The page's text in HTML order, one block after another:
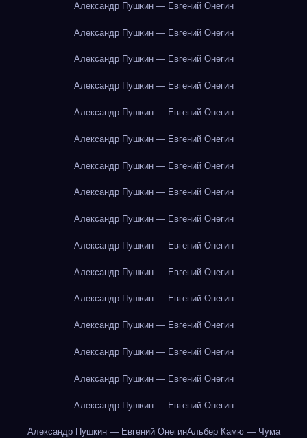
Александр Пушкин — Евгений Онегин
Александр Пушкин — Евгений Онегин
Александр Пушкин — Евгений Онегин
Александр Пушкин — Евгений Онегин
Александр Пушкин — Евгений Онегин
Александр Пушкин — Евгений Онегин
Александр Пушкин — Евгений Онегин
Александр Пушкин — Евгений Онегин
Александр Пушкин — Евгений Онегин
Александр Пушкин — Евгений Онегин
Александр Пушкин — Евгений Онегин
Александр Пушкин — Евгений Онегин
Александр Пушкин — Евгений Онегин
Александр Пушкин — Евгений Онегин
Александр Пушкин — Евгений Онегин
Александр Пушкин — Евгений Онегин
Александр Пушкин — Евгений ОнегинАльбер Камю — Чума